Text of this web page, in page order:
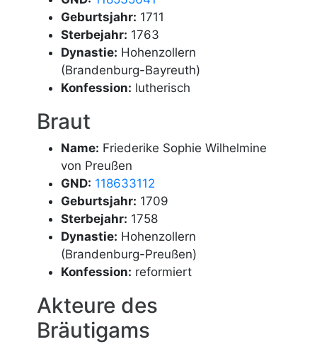
Geburtsjahr: 1711
Sterbejahr: 1763
Dynastie: Hohenzollern
(Brandenburg-Bayreuth)
Konfession: lutherisch
Braut
Name: Friederike Sophie Wilhelmine
von Preußen
GND: 118633112
Geburtsjahr: 1709
Sterbejahr: 1758
Dynastie: Hohenzollern
(Brandenburg-Preußen)
Konfession: reformiert
Akteure des
Bräutigams